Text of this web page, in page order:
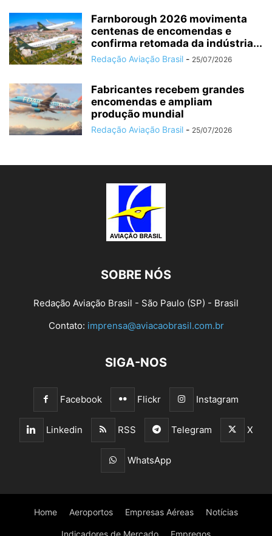
Farnborough 2026 movimenta
centenas de encomendas e
confirma retomada da indústria...
Redação Aviação Brasil - 25/07/2026
Fabricantes recebem grandes
encomendas e ampliam
produção mundial
Redação Aviação Brasil - 25/07/2026
SOBRE NÓS
Redação Aviação Brasil - São Paulo (SP) - Brasil
Contato: imprensa@aviacaobrasil.com.br
SIGA-NOS
Facebook Flickr Instagram
Linkedin RSS Telegram X
WhatsApp
Home Aeroportos Empresas Aéreas Notícias